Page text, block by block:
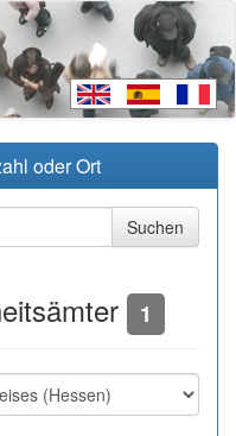
oder Ort
1